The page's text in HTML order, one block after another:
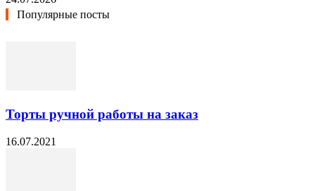
Популярные посты
Торты ручной работы на заказ
16.07.2021